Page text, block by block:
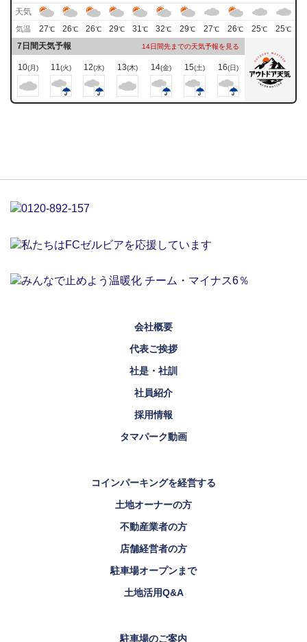
天気
気温 27℃ 26℃ 26℃ 29℃ 31℃ 32℃ 29℃ 27℃ 26℃ 25℃ 25℃
7日間天気予報 14日間先までの天気予報を見る
10(月) 11(火) 12(水) 13(木) 14(金) 15(土) 16(日)
会社概要
代表ご挨拶
社是・社訓
社員紹介
採用情報
タマパーク動画
コインパーキングを経営する
土地オーナーの方
不動産業者の方
店舗経営者の方
駐車場オープンまで
土地活用Q&A
駐車場のご案内